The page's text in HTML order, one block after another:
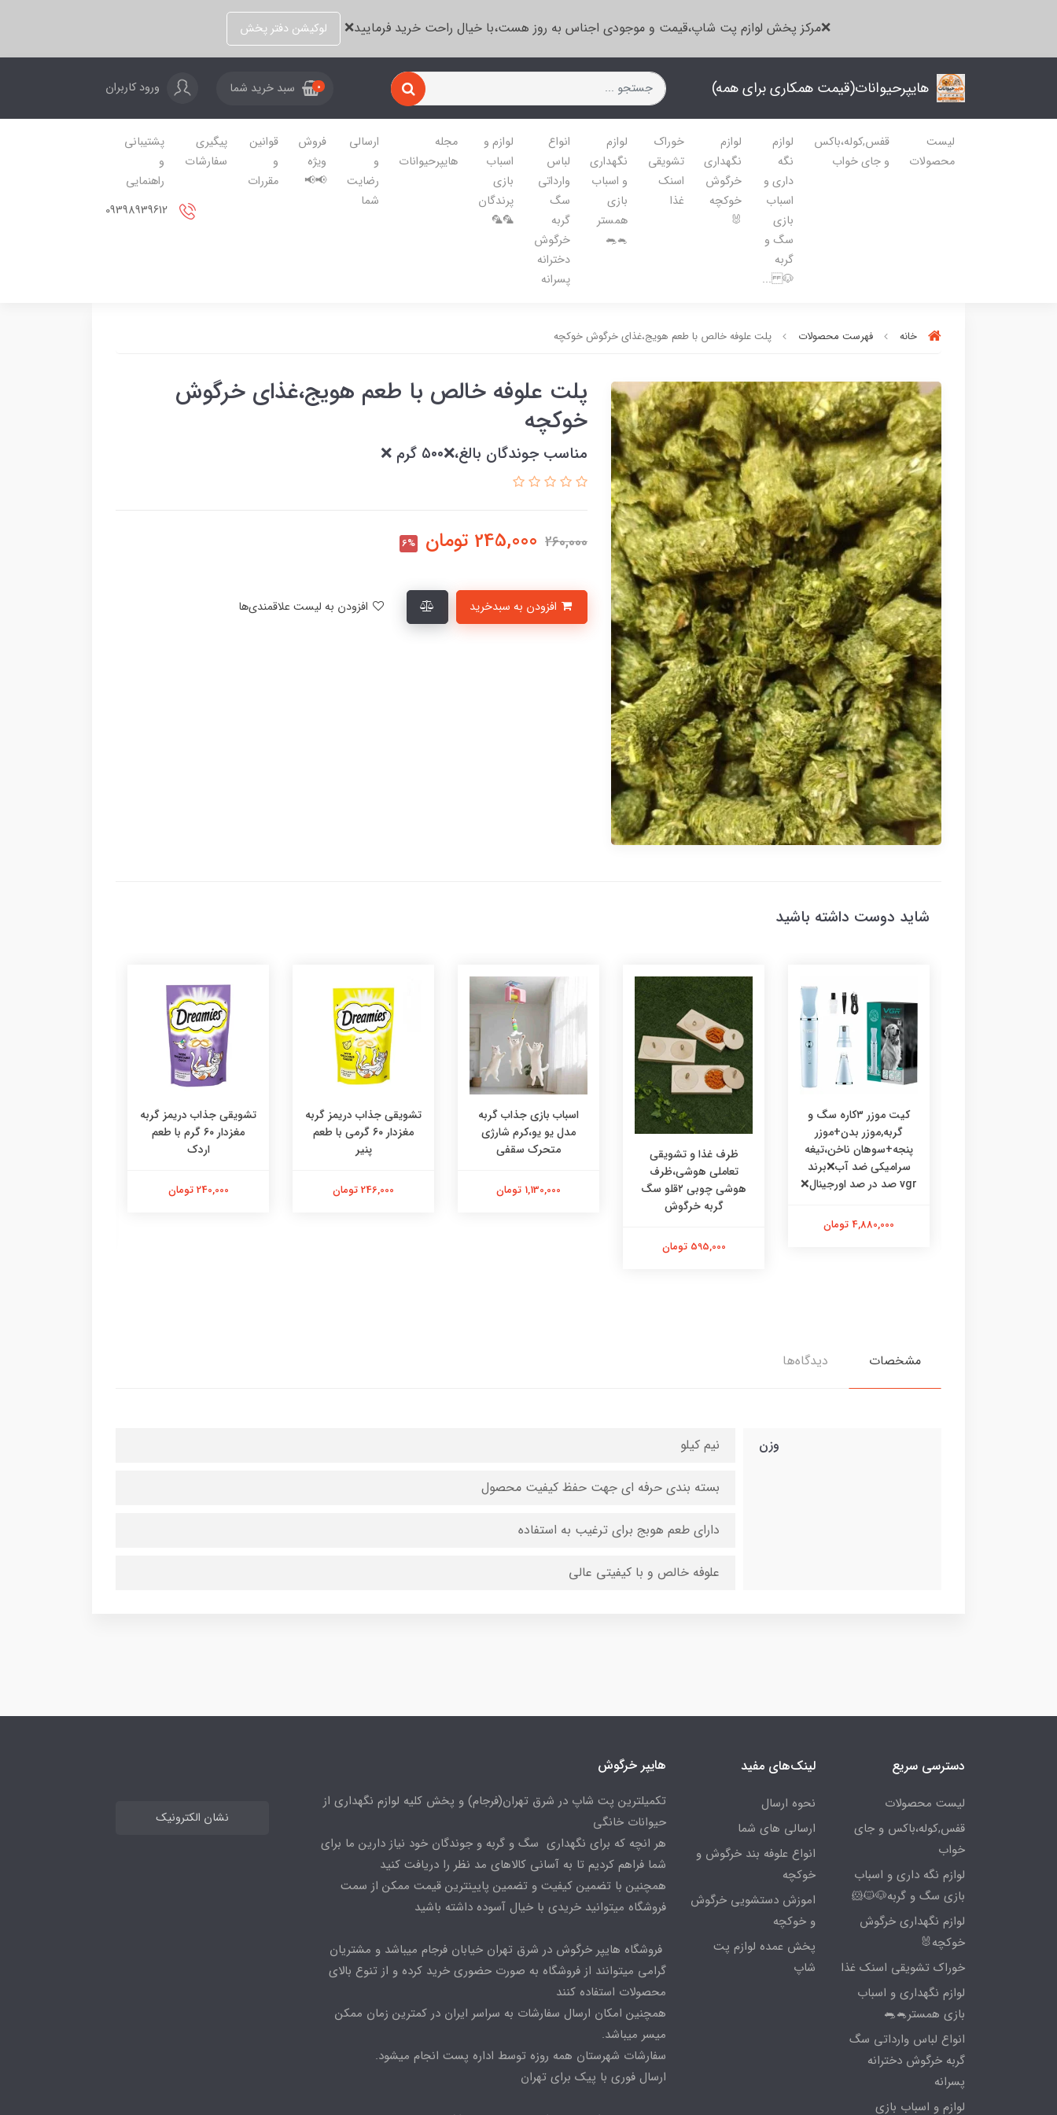
❌مرکز پخش لوازم پت شاپ،قیمت و موجودی اجناس به روز هست،با خیال راحت خرید فرمایید❌ لوکیشن دفتر پخش
هایپرحیوانات(قیمت همکاری برای همه) 0 سبد خرید شما ورود کاربران
لیست
محصولات
قفس,کوله،باکس
و جای خواب
لوازم
نگه
داری و
اسباب
بازی
سگ و
گربه
🐶 ...
لوازم
نگهداری
خرگوش
خوکچه
🐰
خوراک
تشویقی
اسنک
غذا
لوازم
نگهداری
و اسباب
بازی
همستر
🐁🐀
انواع
لباس
وارداتی
سگ
گربه
خرگوش
دخترانه
پسرانه
لوازم و
اسباب
بازی
پرندگان
🦜🦜
مجله
هایپرحیوانات
ارسالی
و
رضایت
شما
فروش
ویژه
📢📢
قوانین
و
مقررات
پیگیری
سفارشات
پشتیبانی
و
راهنمایی
خانه فهرست محصولات پلت علوفه خالص با طعم هویج،غذای خرگوش خوکچه
پلت علوفه خالص با طعم هویج،غذای خرگوش
خوکچه
مناسب جوندگان بالغ،❌۵۰۰ گرم ❌
260,000
245,000 تومان 6%
شاید دوست داشته باشید
کیت موزر ۳کاره سگ و
گربه,موزر بدن+موزر
پنجه+سوهان ناخن،تیغه
سرامیکی ضد آب❌برند
vgr صد در صد اورجینال❌
4,880,000 تومان
ظرف غذا و تشویقی
تعاملی هوشی،ظرف
هوشی چوبی ۲قلو سگ
گربه خرگوش
595,000 تومان
اسباب بازی جذاب گربه
مدل یو یو،کرم شارژی
متحرک سقفی
1,130,000 تومان
تشویقی جذاب دریمز گربه
مغزدار ۶۰ گرمی با طعم
پنیر
246,000 تومان
تشویقی جذاب دریمز گربه
مغزدار ۶۰ گرم با طعم
اردک
240,000 تومان
مشخصات دیدگاه‌ها
وزن نیم کیلو
بسته بندی حرفه ای جهت حفظ کیفیت محصول
دارای طعم هوبج برای ترغیب به استفاده
علوفه خالص و با کیفیتی عالی
دسترسی سریع
لیست محصولات
قفس,کوله،باکس و جای
خواب
لوازم نگه داری و اسباب
بازی سگ و گربه🐶🐱🐹
لوازم نگهداری خرگوش
خوکچه🐰
خوراک تشویقی اسنک غذا
لوازم نگهداری و اسباب
بازی همستر🐁🐀
انواع لباس وارداتی سگ
گربه خرگوش دخترانه
پسرانه
لوازم و اسباب بازی
لینک‌های مفید
نحوه ارسال
ارسالی های شما
انواع علوفه بند خرگوش و
خوکچه
اموزش دستشویی خرگوش
و خوکچه
پخش عمده لوازم پت
شاپ
هایپر خرگوش
تکمیلترین پت شاپ در شرق تهران(فرجام) و پخش کلیه لوازم نگهداری از
حیوانات خانگی
هر انچه که برای نگهداری سگ و گربه و جوندگان خود نیاز دارین ما برای
شما فراهم کردیم تا به آسانی کالاهای مد نظر را دریافت کنید
همچنین با تضمین کیفیت و تضمین پایینترین قیمت ممکن از سمت
فروشگاه میتوانید خریدی با خیال آسوده داشته باشید
فروشگاه هایپر خرگوش در شرق تهران خیابان فرجام میباشد و مشتریان
گرامی میتوانند از فروشگاه به صورت حضوری خرید کرده و از تنوع بالای
محصولات استفاده کنند
همچنین امکان ارسال سفارشات به سراسر ایران در کمترین زمان ممکن
میسر میباشد.
سفارشات شهرستان همه روزه توسط اداره پست انجام میشود.
ارسال فوری با پیک برای تهران
نشان الکترونیک